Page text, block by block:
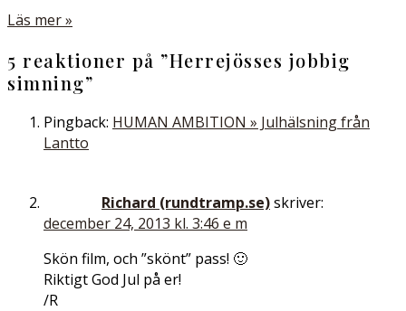
Läs mer »
5 reaktioner på ”Herrejösses jobbig
simning”
Pingback: HUMAN AMBITION » Julhälsning från
Lantto
Richard (rundtramp.se)skriver:
december 24, 2013 kl. 3:46 e m
Skön film, och ”skönt” pass! 🙂
Riktigt God Jul på er!
/R